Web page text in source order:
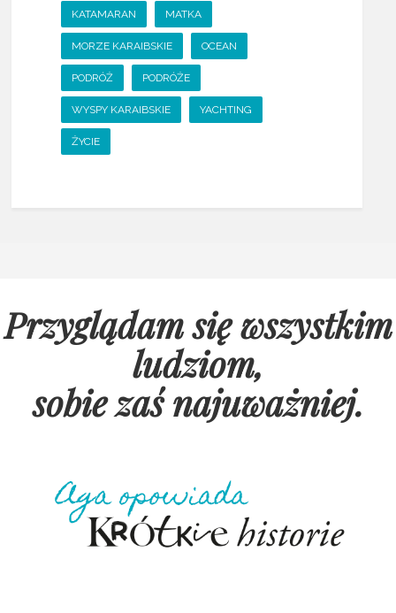
KATAMARAN MATKA
MORZE KARAIBSKIE OCEAN
PODRÓŻ PODRÓŻE
WYSPY KARAIBSKIE YACHTING
ŻYCIE
Przyglądam się wszystkim
ludziom,
sobie zaś najuważniej.